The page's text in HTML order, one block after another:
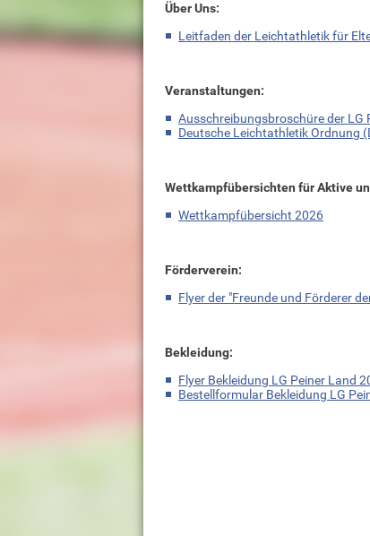
Über Uns:
Leitfaden der Leichtathletik für
Veranstaltungen:
Ausschreibungsbroschüre der LG
Deutsche Leichtathletik Ordnung
Wettkampfübersichten für Aktive
Wettkampfübersicht 2026
Förderverein:
Flyer der "Freunde und Förderer
Bekleidung:
Flyer Bekleidung LG Peiner Land
Bestellformular Bekleidung LG